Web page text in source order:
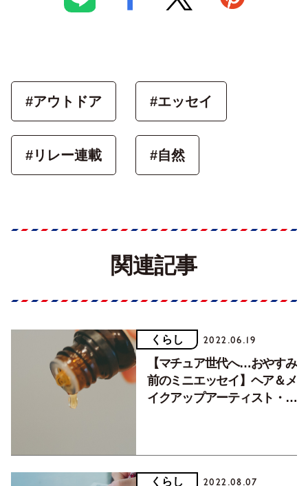
#アウトドア #エッセイ
#リレー連載 #自然
関連記事
くらし 2022.06.19
【マチュア世代へ…おやすみ
前のミニエッセイ】ヘア＆メ
イクアップアーティスト・岡
くらし 2022.08.07